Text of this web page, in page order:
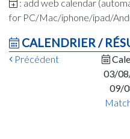
: add web calendar
for PC/Mac/iphone/ipad/
CALENDRIER /
Précédent
03/
09/